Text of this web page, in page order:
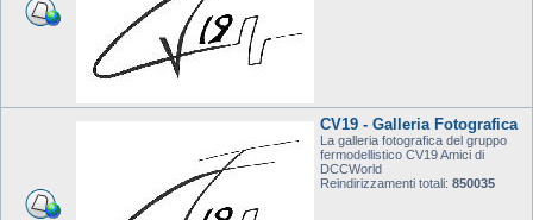
CV19 - Galleria Fotografica
La galleria fotografica del gruppo
fermodellistico CV19 Amici di
DCCWorld
Reindirizzamenti totali: 850035